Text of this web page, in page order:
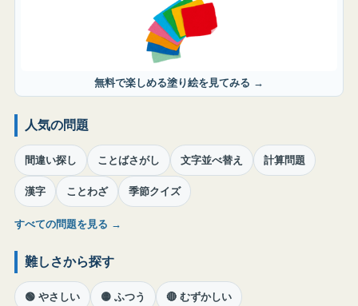
無料で楽しめる塗り絵を見てみる →
人気の問題
間違い探し ことばさがし 文字並べ替え 計算問題
漢字 ことわざ 季節クイズ
すべての問題を見る →
難しさから探す
🟢 やさしい 🟡 ふつう 🔴 むずかしい